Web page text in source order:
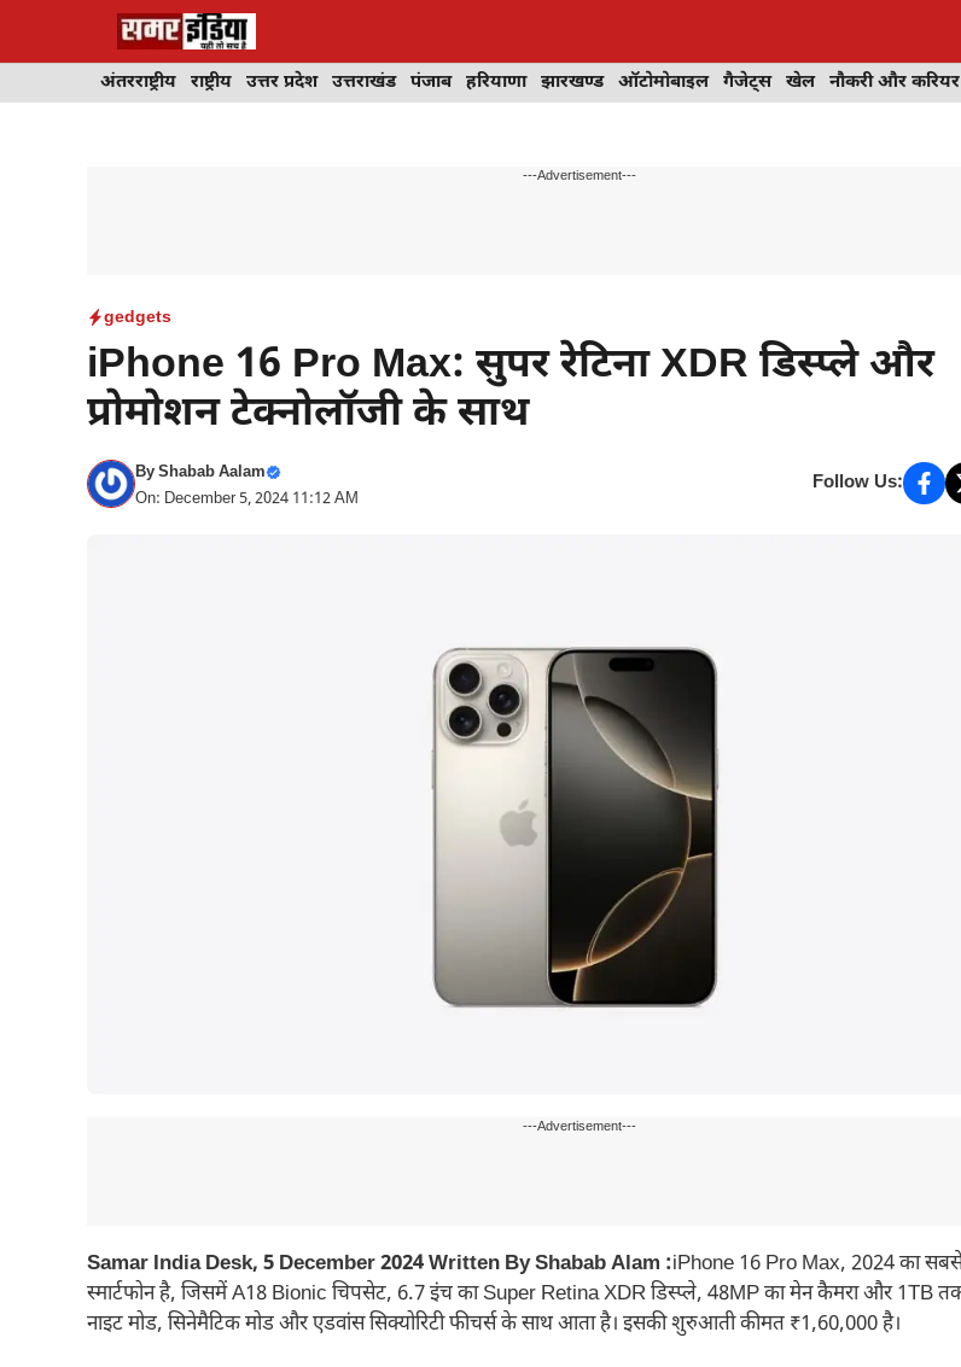
अंतरराष्ट्रीय राष्ट्रीय उत्तर प्रदेश उत्तराखंड पंजाब हरियाणा झारखण्ड ऑटोमोबाइल गैजेट्स खेल नौकरी और करियर
---Advertisement---
gedgets
iPhone 16 Pro Max: सुपर रेटिना XDR डिस्प्ले और
प्रोमोशन टेक्नोलॉजी के साथ
ByShabab Aalam
On: December 5, 2024 11:12 AM
Follow Us:
---Advertisement---
Samar India Desk, 5 December 2024 Written By Shabab Alam :iPhone 16 Pro Max, 2024 का सबसे
स्मार्टफोन है, जिसमें A18 Bionic चिपसेट, 6.7 इंच का Super Retina XDR डिस्प्ले, 48MP का मेन कैमरा और 1TB
नाइट मोड, सिनेमैटिक मोड और एडवांस सिक्योरिटी फीचर्स के साथ आता है। इसकी शुरुआती कीमत ₹1,60,000 है।